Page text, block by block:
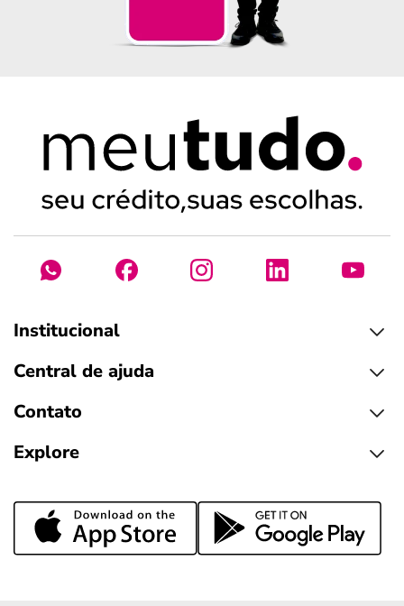
Institucional
Central de ajuda
Contato
Explore